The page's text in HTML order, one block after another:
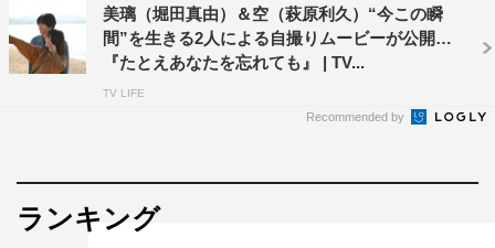
公式Instagram：@anawasu_abc
公式LINEアカウント：@abc_drama
公式TikTokアカウント：@anawasu_abc
©ABC
美璃（堀田真由）＆空（萩原利久）“今この瞬
間”を生きる2人による自撮りムービーが公開
『たとえあなたを忘れても』 | TV...
TV LIFE
Recommended by
ランキング